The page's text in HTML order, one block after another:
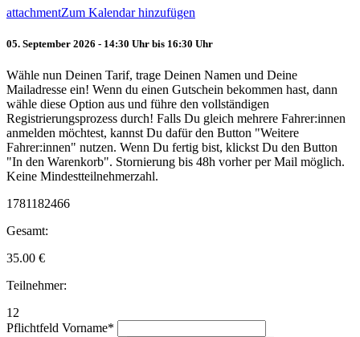
attachmentZum Kalendar hinzufügen
05. September 2026 - 14:30 Uhr bis 16:30 Uhr
Wähle nun Deinen Tarif, trage Deinen Namen und Deine
Mailadresse ein! Wenn du einen Gutschein bekommen hast, dann
wähle diese Option aus und führe den vollständigen
Registrierungsprozess durch! Falls Du gleich mehrere Fahrer:innen
anmelden möchtest, kannst Du dafür den Button "Weitere
Fahrer:innen" nutzen. Wenn Du fertig bist, klickst Du den Button
"In den Warenkorb". Stornierung bis 48h vorher per Mail möglich.
Keine Mindestteilnehmerzahl.
1781182466
Gesamt:
35.00 €
Teilnehmer:
12
Pflichtfeld Vorname*